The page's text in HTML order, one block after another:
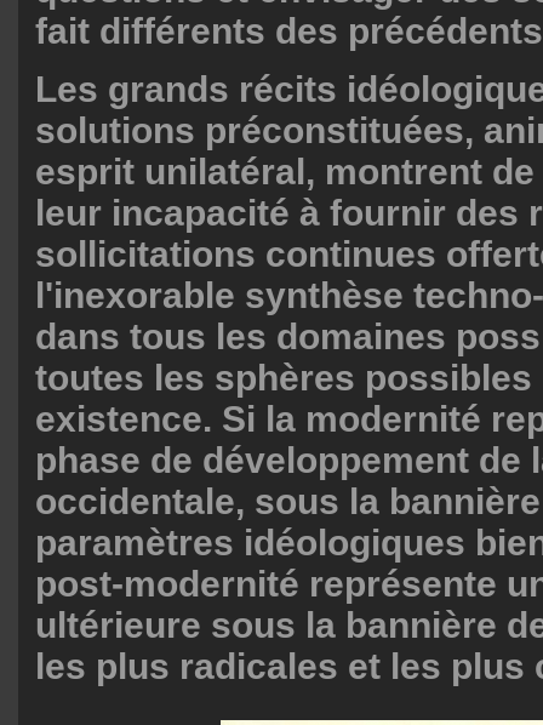
fait différents des
Les grands récits
solutions préconstituées,
esprit unilatéral, montrent
leur incapacité à fournir des
sollicitations continues
l'inexorable synthèse
dans tous les domaines
toutes les sphères possibles
existence. Si la modernité
phase de développement de
occidentale, sous la
paramètres idéologiques
post-modernité représente
ultérieure sous la bannière
les plus radicales et les plus